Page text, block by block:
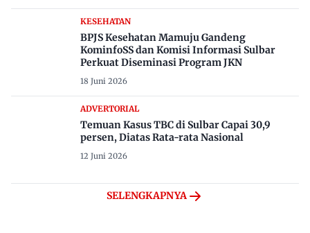
KESEHATAN
BPJS Kesehatan Mamuju Gandeng
KominfoSS dan Komisi Informasi Sulbar
Perkuat Diseminasi Program JKN
18 Juni 2026
ADVERTORIAL
Temuan Kasus TBC di Sulbar Capai 30,9
persen, Diatas Rata-rata Nasional
12 Juni 2026
SELENGKAPNYA